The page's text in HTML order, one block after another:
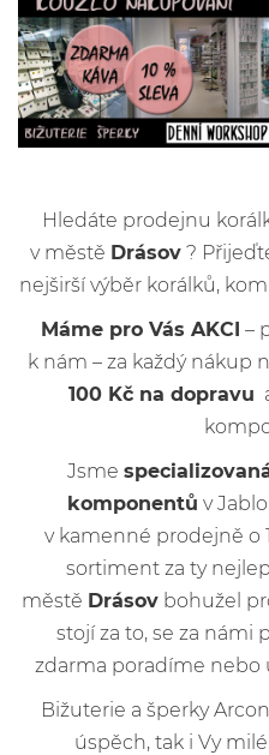
Hledáte prodejnu
v městě Drásov?
nejširší výběr korálků,
Máme pro Vás AKCI –
k nám – za každý nákup
100 Kč na dopravu
Jsme
komponentů v
v kamenné prodejně o
sortiment za ty
městě Drásov bohužel
stojí za to, se za námi
zdarma poradíme nebo
Bižuterie a šperky
úspěch, tak i Vy